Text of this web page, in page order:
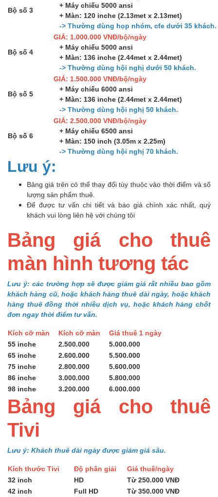
Bộ số 3
+ Máy chiếu 5000 ansi
+ Màn: 120 inche (2.13met x 2.13met)
-> Thường dùng họp nhóm, cfe dưới 35 khách.
Bộ số 4
GIÁ: 1.000.000 VNĐ/bộ/ngày
+ Máy chiếu 5000 ansi
+ Màn: 136 inche (2.44met x 2.44met)
-> Thường dùng hội nghị dưới 50 khách.
Bộ số 5
GIÁ: 1.500.000 VNĐ/bộ/ngày
+ Máy chiếu 6000 ansi
+ Màn: 136 inche (2.44met x 2.44met)
-> Thường dùng hội nghị 50 khách.
Bộ số 6
GIÁ: 2.500.000 VNĐ/bộ/ngày
+ Máy chiếu 6500 ansi
+ Màn: 150 inch (3.05m x 2.25m)
-> Thường dùng hội nghị 70 khách.
Lưu ý:
Bảng giá trên có thể thay đổi tùy thuộc vào thời điểm và số
lượng sản phẩm thuê.
Để được tư vấn chi tiết và báo giá chính xác nhất, quý
khách vui lòng liên hệ với chúng tôi
Bảng giá cho thuê
màn hình tương tác
Lưu ý: các trường hợp sẽ được giảm giá rất nhiều bao gồm
khách hàng cũ, hoặc khách hàng thuê dài ngày, hoặc khách
hàng thuê đồng thời nhiều dịch vụ, hoặc khách hàng chốt
đơn ngay thời điểm tư vấn.
Kích cỡ màn Kích cỡ màn
Giá thuê 1 ngày
55 inche
2.500.000
5.000.000
65 inche
2.600.000
5.500.000
75 inche
2.800.000
5.600.000
86 inche
3.000.000
5.800.000
98 inche
3.200.000 6.000.000
Bảng giá cho thuê
Tivi
Lưu ý: Khách thuê dài ngày được giảm giá sâu.
Kích thước Tivi Độ phân giải
Giá thuê/ngày
32 inch
HD
Từ 250.000 VNĐ
42 inch
Full HD
Từ 350.000 VNĐ